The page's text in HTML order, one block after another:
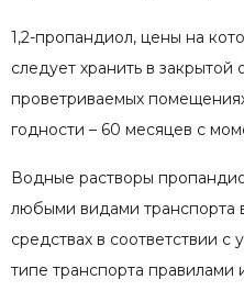
1,2-пропандиол, цены на
следует хранить в закрытой
проветриваемых
годности – 60 месяцев с
Водные растворы
любыми видами транспорта
средствах в соответствии
типе транспорта правилами